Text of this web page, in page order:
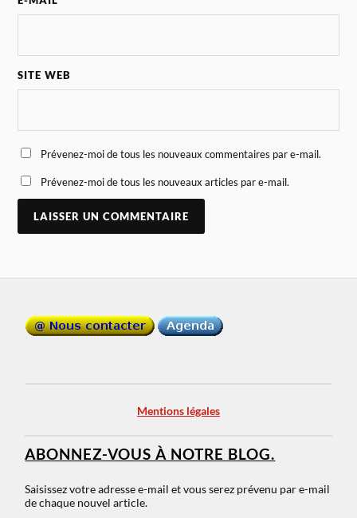
SITE WEB
Prévenez-moi de tous les nouveaux commentaires par e-mail.
Prévenez-moi de tous les nouveaux articles par e-mail.
Mentions légales
ABONNEZ-VOUS À NOTRE BLOG.
Saisissez votre adresse e-mail et vous serez prévenu par e-mail
de chaque nouvel article.